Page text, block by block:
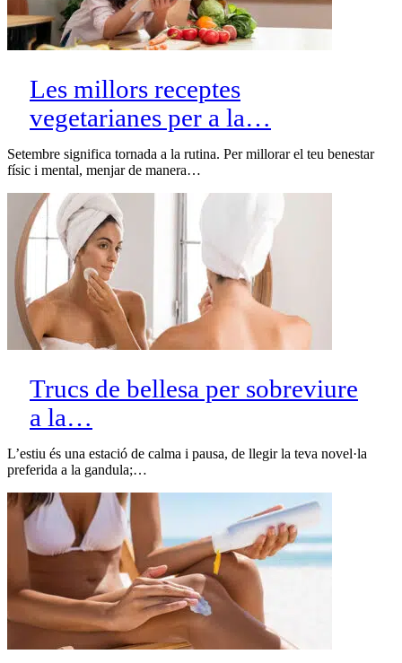
Les millors receptes
vegetarianes per a la…
Setembre significa tornada a la rutina. Per millorar el teu benestar
físic i mental, menjar de manera…
Trucs de bellesa per sobreviure
a la…
L’estiu és una estació de calma i pausa, de llegir la teva novel·la
preferida a la gandula;…